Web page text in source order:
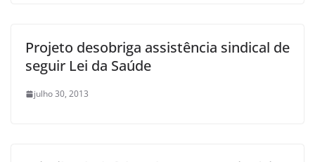
Projeto desobriga assistência sindical de
seguir Lei da Saúde
julho 30, 2013